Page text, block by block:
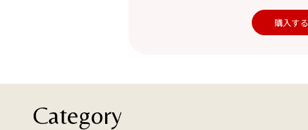
購入する
Category